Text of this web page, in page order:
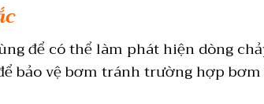
để có thể làm phát hiện dòng
bảo vệ bơm tránh trường hợp